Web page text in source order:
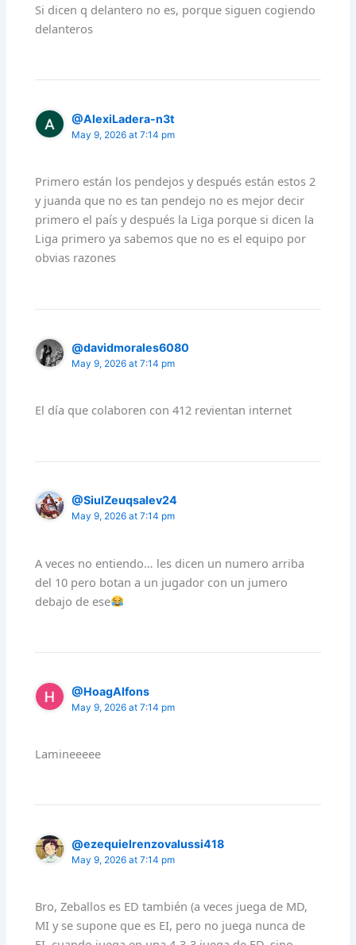
Si dicen q delantero no es, porque siguen cogiendo
delanteros
@AlexiLadera-n3t
May 9, 2026 at 7:14 pm
Primero están los pendejos y después están estos 2
y juanda que no es tan pendejo no es mejor decir
primero el país y después la Liga porque si dicen la
Liga primero ya sabemos que no es el equipo por
obvias razones
@davidmorales6080
May 9, 2026 at 7:14 pm
El día que colaboren con 412 revientan internet
@SiulZeuqsalev24
May 9, 2026 at 7:14 pm
A veces no entiendo… les dicen un numero arriba
del 10 pero botan a un jugador con un jumero
debajo de ese
@HoagAlfons
May 9, 2026 at 7:14 pm
Lamineeeee
@ezequielrenzovalussi418
May 9, 2026 at 7:14 pm
Bro, Zeballos es ED también (a veces juega de MD,
MI y se supone que es EI, pero no juega nunca de